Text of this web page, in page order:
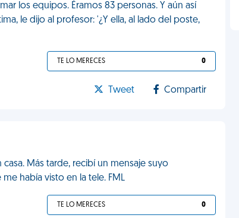
los equipos. Éramos 83 personas. Y aún así
le dijo al profesor: '¿Y ella, al lado del poste,
TE LO MERECES 0
Tweet Compartir
Más tarde, recibí un mensaje suyo
había visto en la tele. FML
TE LO MERECES 0